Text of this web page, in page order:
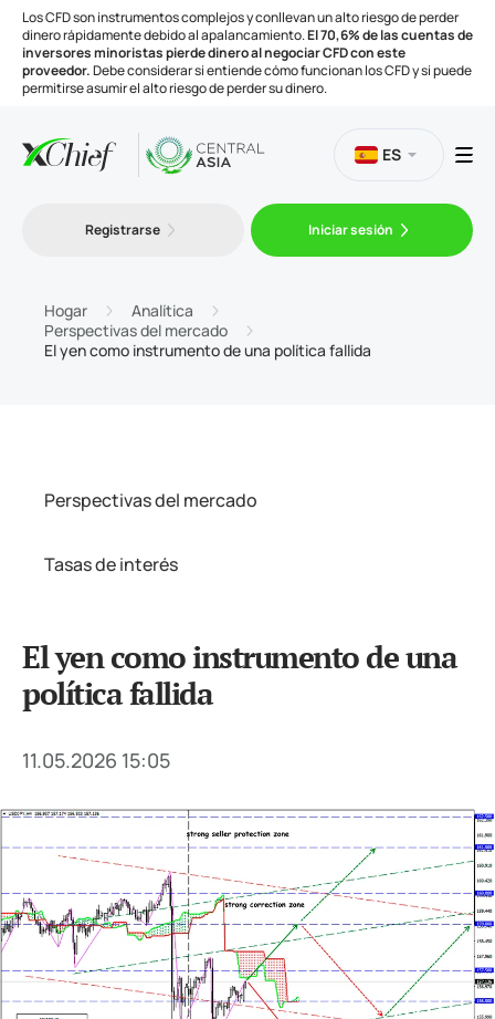
Los CFD son instrumentos complejos y conllevan un alto riesgo de perder
dinero rápidamente debido al apalancamiento.El 70,6% de las cuentas de
inversores minoristas pierde dinero al negociar CFD con este
proveedor.Debe considerar si entiende cómo funcionan los CFD y si puede
permitirse asumir el alto riesgo de perder su dinero.
Herramientas
ES
Registrarse Iniciar sesión
Hogar
Analítica
Perspectivas del mercado
El yen como instrumento de una política fallida
Perspectivas del mercado
Tasas de interés
El yen como instrumento de una
política fallida
11.05.2026 15:05